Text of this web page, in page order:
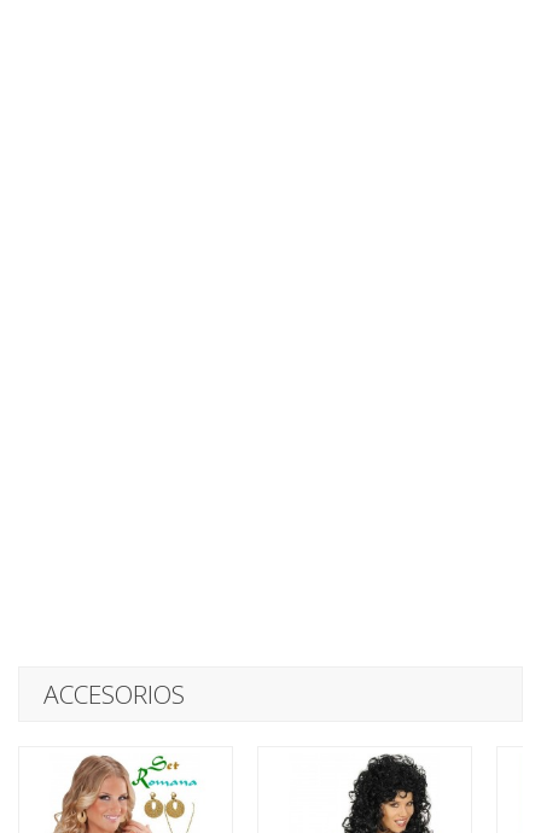
ACCESORIOS